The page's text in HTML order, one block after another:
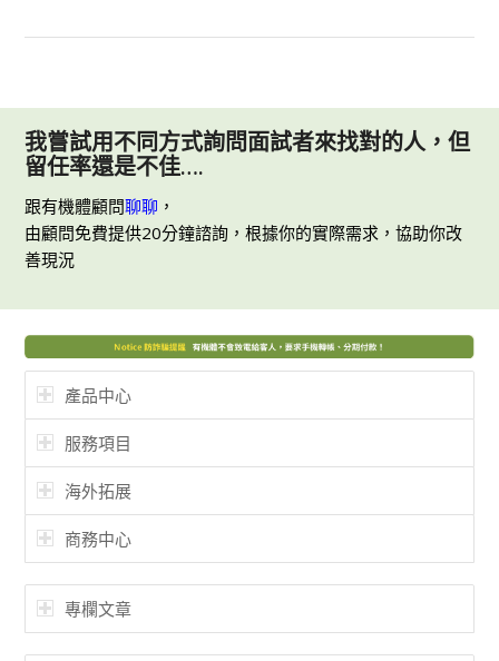
我嘗試用不同方式詢問面試者來找對的人，但
留任率還是不佳….
跟有機體顧問聊聊 ，
由顧問免費提供20分鐘諮詢，根據你的實際需求，協助你改
善現況
產品中心
服務項目
海外拓展
商務中心
專欄文章